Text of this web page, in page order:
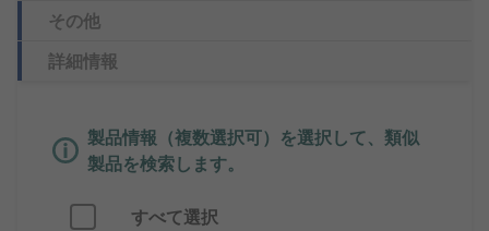
その他
詳細情報
製品情報（複数選択可）を選択して、類似
製品を検索します。
すべて選択